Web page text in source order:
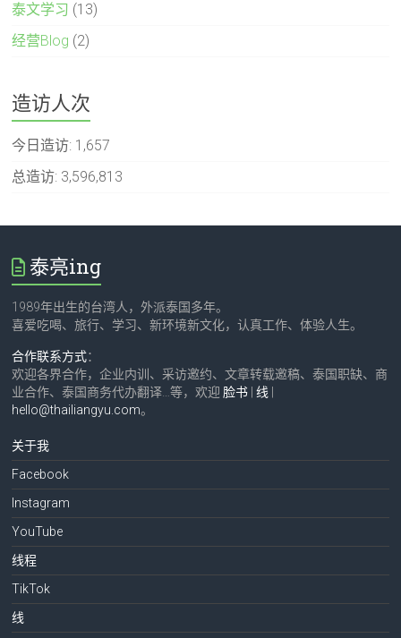
泰文学习 (13)
经营Blog (2)
造访人次
今日造访: 1,657
总造访: 3,596,813
泰亮ing
1989年出生的台湾人，外派泰国多年。
喜爱吃喝、旅行、学习、新环境新文化，认真工作、体验人生。
合作联系方式：
欢迎各界合作，企业内训、采访邀约、文章转载邀稿、泰国职缺、商
业合作、泰国商务代办翻译…等，欢迎 脸书 |线
hello@thailiangyu.com。
关于我
Facebook
Instagram
YouTube
线程
TikTok
线